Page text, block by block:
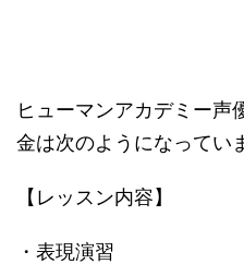
ヒューマンアカデミー声
金は次のようになってい
【レッスン内容】
・表現演習